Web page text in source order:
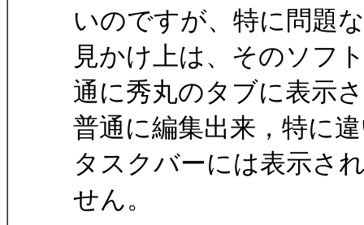
いのですが、特に問題
見かけ上は、そのソフ
通に秀丸のタブに表示
普通に編集出来，特に
タスクバーには表示さ
せん。